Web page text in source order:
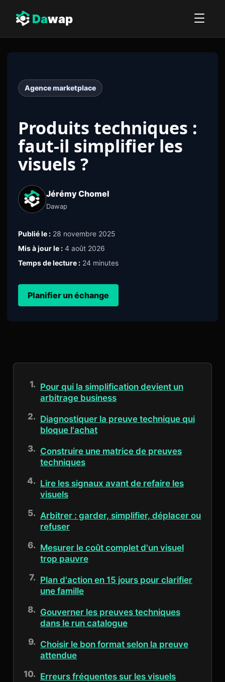
Dawap
Agence marketplace
Produits techniques :
faut-il simplifier les
visuels ?
Jérémy Chomel
Dawap
Publié le : 28 novembre 2025
Mis à jour le : 4 août 2026
Temps de lecture : 24 minutes
Planifier un échange
Pour qui la simplification devient un
arbitrage business
Diagnostiquer la preuve technique qui
bloque l'achat
Construire une matrice de preuves
techniques
Lire les signaux avant de refaire les
visuels
Arbitrer : garder, simplifier, déplacer ou
refuser
Mesurer le coût complet d'un visuel
trop pauvre
Plan d'action en 15 jours pour clarifier
une famille
Gouverner les preuves techniques
dans le run catalogue
Choisir le bon format selon la preuve
attendue
Erreurs fréquentes sur les visuels